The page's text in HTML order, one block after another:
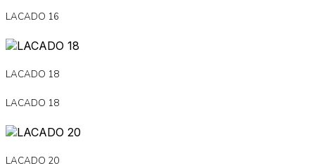
LACADO 16
LACADO 18
LACADO 18
LACADO 20